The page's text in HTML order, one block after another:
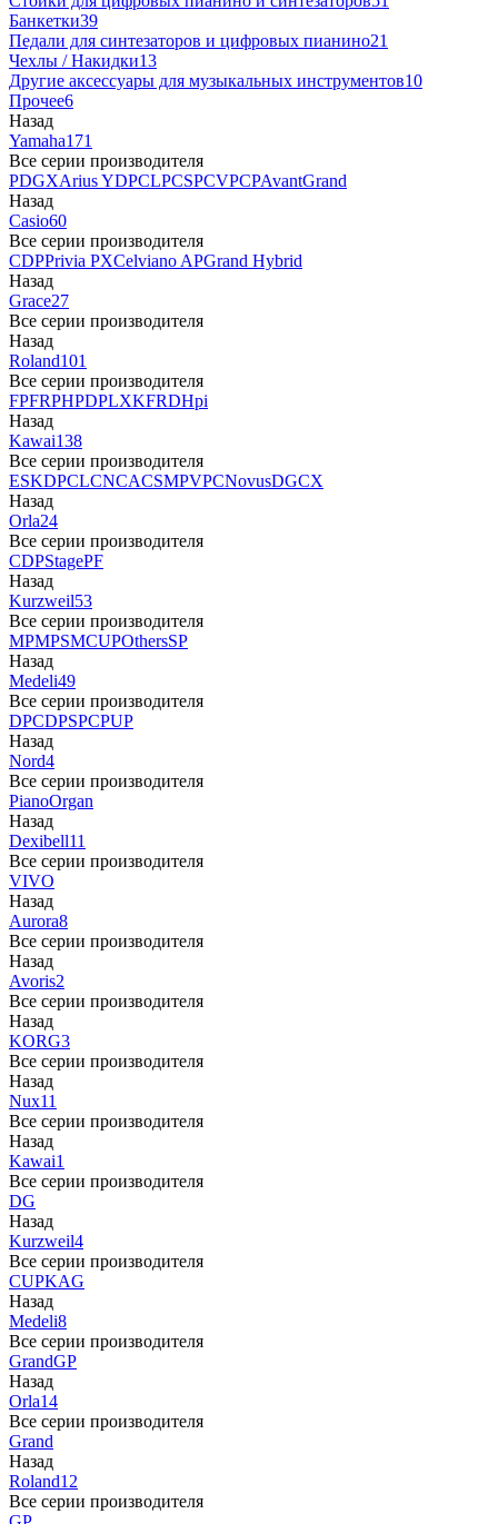
Банкетки39
Педали для синтезаторов и цифровых пианино21
Чехлы / Накидки13
Другие аксессуары для музыкальных инструментов10
Прочее6
Назад
Yamaha171
Все серии производителя
PDGXArius YDPCLPCSPCVPCPAvantGrand
Назад
Casio60
Все серии производителя
CDPPrivia PXCelviano APGrand Hybrid
Назад
Grace27
Все серии производителя
Назад
Roland101
Все серии производителя
FPFRPHPDPLXKFRDHpi
Назад
Kawai138
Все серии производителя
ESKDPCLCNCACSMPVPCNovusDGCX
Назад
Orla24
Все серии производителя
CDPStagePF
Назад
Kurzweil53
Все серии производителя
MPMPSMCUPOthersSP
Назад
Medeli49
Все серии производителя
DPCDPSPCPUP
Назад
Nord4
Все серии производителя
PianoOrgan
Назад
Dexibell11
Все серии производителя
VIVO
Назад
Aurora8
Все серии производителя
Назад
Avoris2
Все серии производителя
Назад
KORG3
Все серии производителя
Назад
Nux11
Все серии производителя
Назад
Kawai1
Все серии производителя
DG
Назад
Kurzweil4
Все серии производителя
CUPKAG
Назад
Medeli8
Все серии производителя
GrandGP
Назад
Orla14
Все серии производителя
Grand
Назад
Roland12
Все серии производителя